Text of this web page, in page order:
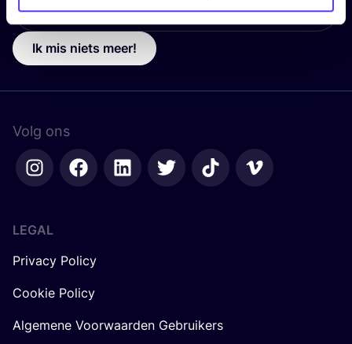
Ik mis niets meer!
Volg ons
LEGAL
Privacy Policy
Cookie Policy
Algemene Voorwaarden Gebruikers